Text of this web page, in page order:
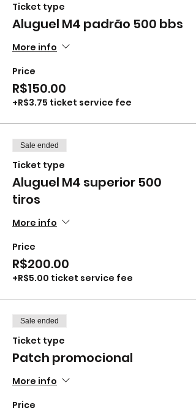
Ticket type
Aluguel M4 padrão 500 bbs
More info
Price
R$150.00
+R$3.75 ticket service fee
Sale ended
Ticket type
Aluguel M4 superior 500
tiros
More info
Price
R$200.00
+R$5.00 ticket service fee
Sale ended
Ticket type
Patch promocional
More info
Price